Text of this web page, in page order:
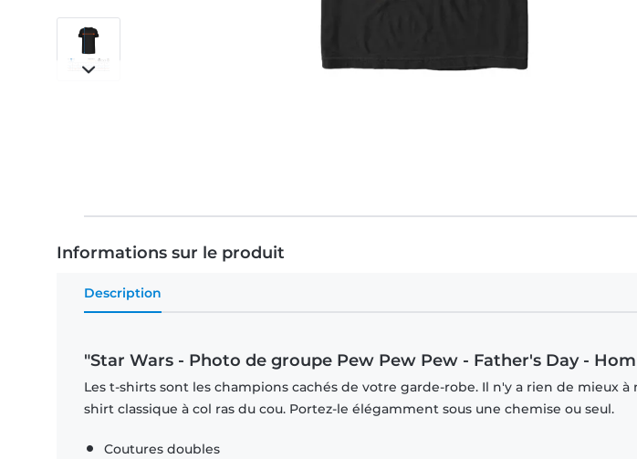
Informations sur le produit
Description
"Star Wars - Photo de groupe Pew Pew Pew - Father's Day -
Les t-shirts sont les champions cachés de votre garde-robe. Il n'y a rien de mieux
shirt classique à col ras du cou. Portez-le élégamment sous une chemise ou seul.
Coutures doubles